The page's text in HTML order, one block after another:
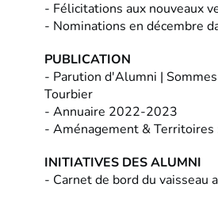
- Félicitations aux nouveaux
- Nominations en décembre
PUBLICATION
- Parution d'Alumni |
Tourbier
- Annuaire 2022-2023
- Aménagement &
INITIATIVES DES ALUMNI
- Carnet de bord du vaisseau